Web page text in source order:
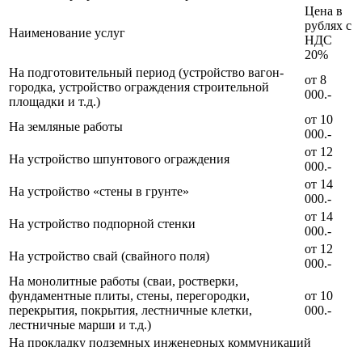
Наименование услуг
Цена в
рублях с
НДС
20%
На подготовительный период (устройство вагон-
городка, устройство ограждения строительной
площадки и т.д.)
от 8
000.-
На земляные работы
от 10
000.-
На устройство шпунтового ограждения
от 12
000.-
На устройство «стены в грунте»
от 14
000.-
На устройство подпорной стенки
от 14
000.-
На устройство свай (свайного поля)
от 12
000.-
На монолитные работы (сваи, ростверки,
фундаментные плиты, стены, перегородки,
перекрытия, покрытия, лестничные клетки,
лестничные марши и т.д.)
от 10
000.-
На прокладку подземных инженерных коммуникаций